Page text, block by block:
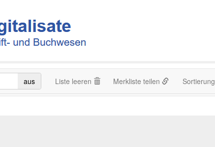
aus Liste leeren Merkliste teilen Sortierung